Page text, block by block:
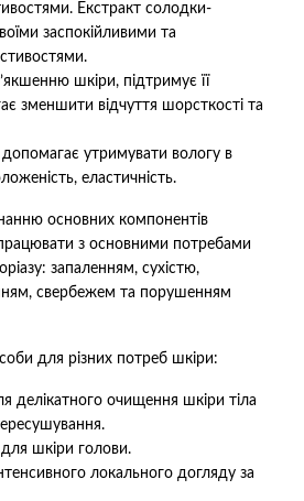
Екстракт солодки-
заспокійливими та
шкіри, підтримує її
зменшити відчуття шорсткості та
допомагає утримувати вологу в
еластичність.
основних компонентів
з основними потребами
запаленням, сухістю,
свербежем та порушенням
для різних потреб шкіри:
делікатного очищення шкіри тіла
шкіри голови.
локального догляду за